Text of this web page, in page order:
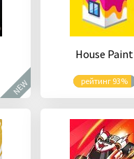
NEW
House Paint
рейтинг 93%